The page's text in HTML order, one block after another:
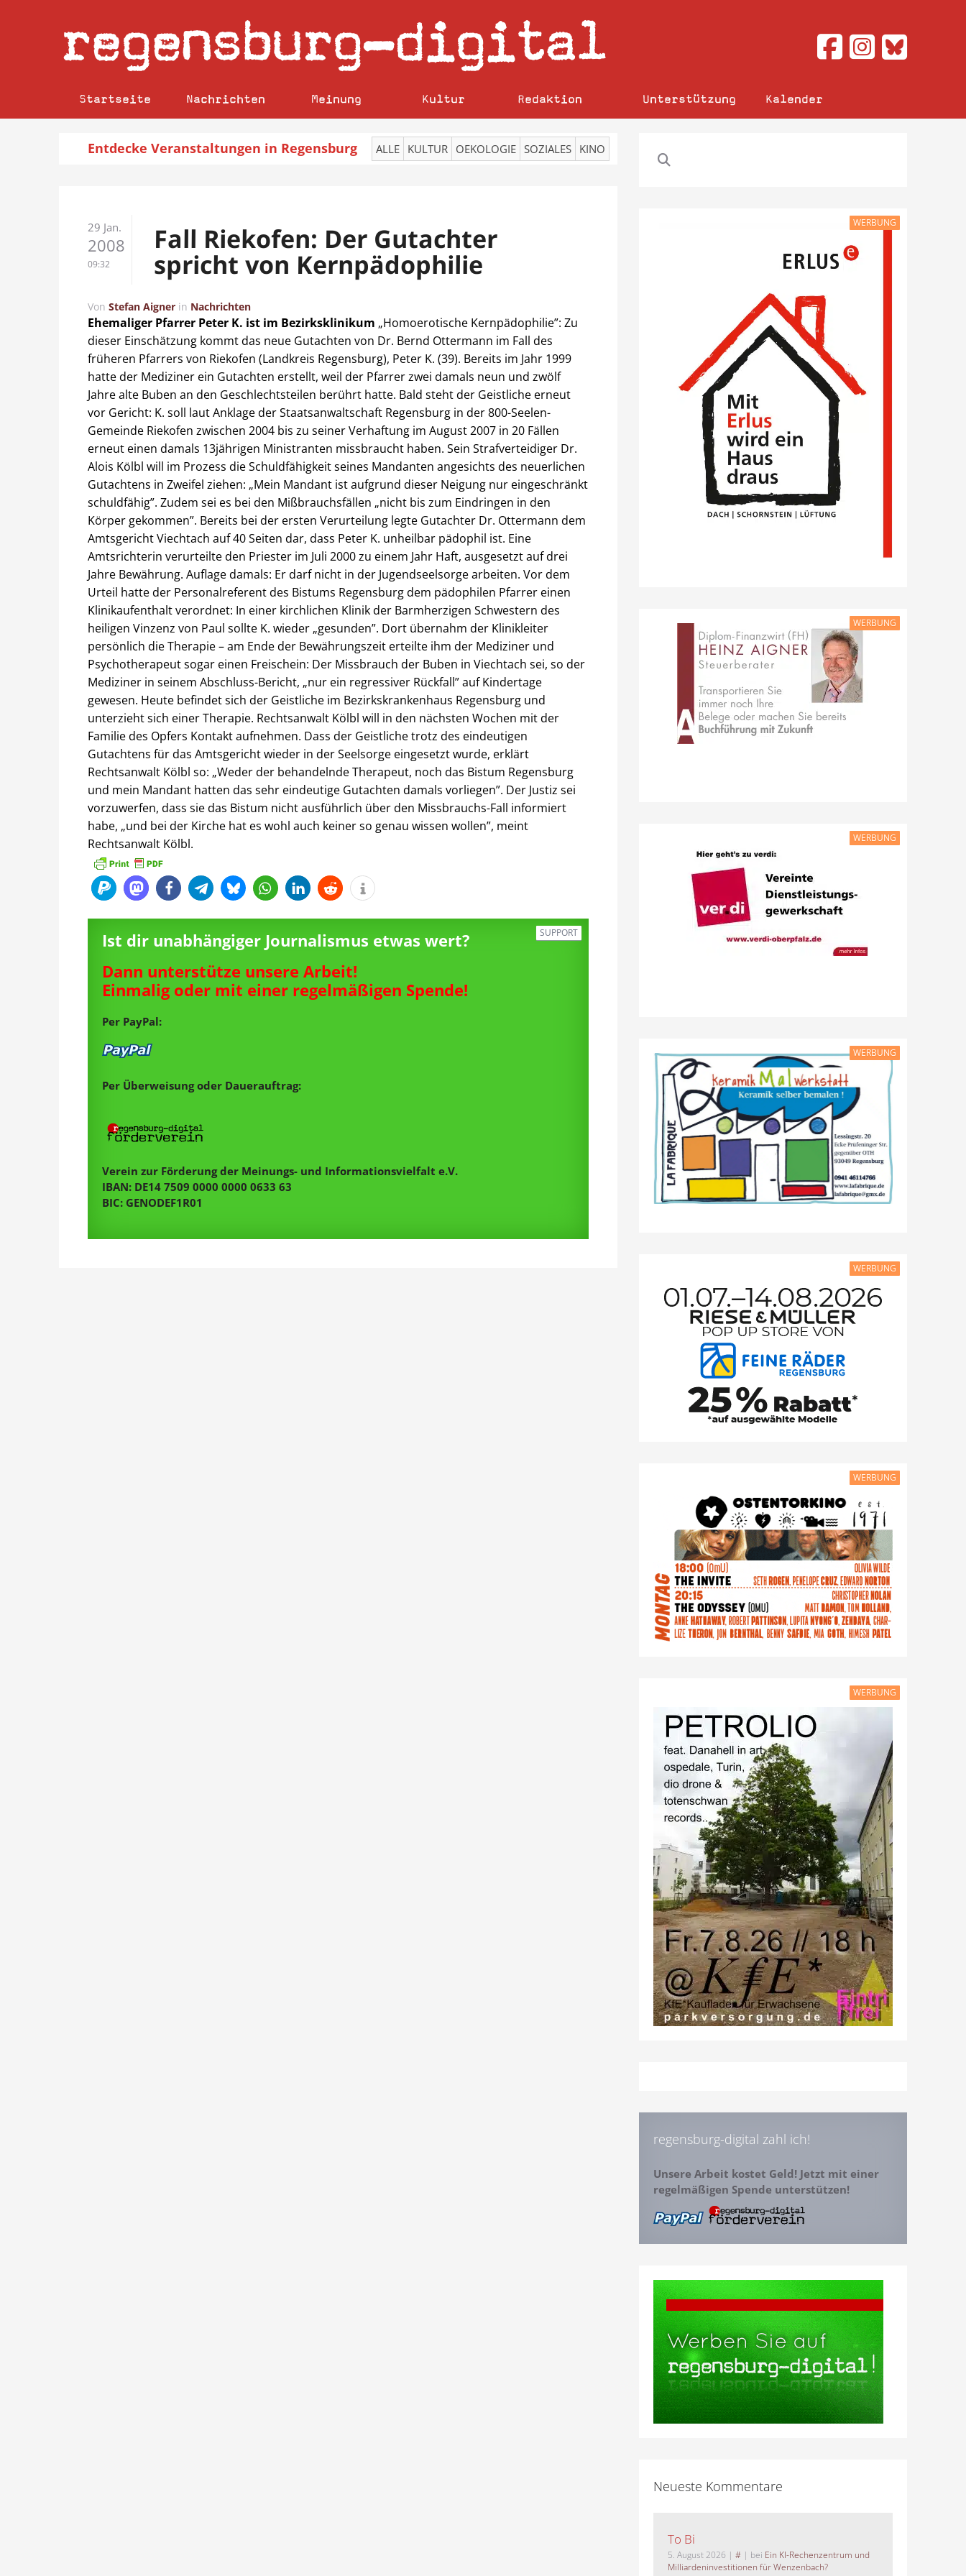
regensburg–digital
Startseite Nachrichten Meinung Kultur Redaktion Unterstützung Kalender
Entdecke Veranstaltungen in Regensburg ALLE KULTUR OEKOLOGIE SOZIALES KINO
29 Jan.
2008
09:32
Fall Riekofen: Der Gutachter
spricht von Kernpädophilie
Von Stefan Aigner in Nachrichten
Ehemaliger Pfarrer Peter K. ist im Bezirksklinikum „Homoerotische Kernpädophilie”: Zu
dieser Einschätzung kommt das neue Gutachten von Dr. Bernd Ottermann im Fall des
früheren Pfarrers von Riekofen (Landkreis Regensburg), Peter K. (39). Bereits im Jahr 1999
hatte der Mediziner ein Gutachten erstellt, weil der Pfarrer zwei damals neun und zwölf
Jahre alte Buben an den Geschlechtsteilen berührt hatte. Bald steht der Geistliche erneut
vor Gericht: K. soll laut Anklage der Staatsanwaltschaft Regensburg in der 800-Seelen-
Gemeinde Riekofen zwischen 2004 bis zu seiner Verhaftung im August 2007 in 20 Fällen
erneut einen damals 13jährigen Ministranten missbraucht haben. Sein Strafverteidiger Dr.
Alois Kölbl will im Prozess die Schuldfähigkeit seines Mandanten angesichts des neuerlichen
Gutachtens in Zweifel ziehen: „Mein Mandant ist aufgrund dieser Neigung nur eingeschränkt
schuldfähig”. Zudem sei es bei den Mißbrauchsfällen „nicht bis zum Eindringen in den
Körper gekommen”. Bereits bei der ersten Verurteilung legte Gutachter Dr. Ottermann dem
Amtsgericht Viechtach auf 40 Seiten dar, dass Peter K. unheilbar pädophil ist. Eine
Amtsrichterin verurteilte den Priester im Juli 2000 zu einem Jahr Haft, ausgesetzt auf drei
Jahre Bewährung. Auflage damals: Er darf nicht in der Jugendseelsorge arbeiten. Vor dem
Urteil hatte der Personalreferent des Bistums Regensburg dem pädophilen Pfarrer einen
Klinikaufenthalt verordnet: In einer kirchlichen Klinik der Barmherzigen Schwestern des
heiligen Vinzenz von Paul sollte K. wieder „gesunden”. Dort übernahm der Klinikleiter
persönlich die Therapie – am Ende der Bewährungszeit erteilte ihm der Mediziner und
Psychotherapeut sogar einen Freischein: Der Missbrauch der Buben in Viechtach sei, so der
Mediziner in seinem Abschluss-Bericht, „nur ein regressiver Rückfall” auf Kindertage
gewesen. Heute befindet sich der Geistliche im Bezirkskrankenhaus Regensburg und
unterzieht sich einer Therapie. Rechtsanwalt Kölbl will in den nächsten Wochen mit der
Familie des Opfers Kontakt aufnehmen. Dass der Geistliche trotz des eindeutigen
Gutachtens für das Amtsgericht wieder in der Seelsorge eingesetzt wurde, erklärt
Rechtsanwalt Kölbl so: „Weder der behandelnde Therapeut, noch das Bistum Regensburg
und mein Mandant hatten das sehr eindeutige Gutachten damals vorliegen”. Der Justiz sei
vorzuwerfen, dass sie das Bistum nicht ausführlich über den Missbrauchs-Fall informiert
habe, „und bei der Kirche hat es wohl auch keiner so genau wissen wollen”, meint
Rechtsanwalt Kölbl.
SUPPORT
Ist dir unabhängiger Journalismus etwas wert?
Dann unterstütze unsere Arbeit!
Einmalig oder mit einer regelmäßigen Spende!
Per PayPal:
Per Überweisung oder Dauerauftrag:
Verein zur Förderung der Meinungs- und Informationsvielfalt e.V.
IBAN: DE14 7509 0000 0000 0633 63
BIC: GENODEF1R01
WERBUNG
WERBUNG
WERBUNG
WERBUNG
WERBUNG
WERBUNG
WERBUNG
regensburg-digital zahl ich!
Unsere Arbeit kostet Geld! Jetzt mit einer
regelmäßigen Spende unterstützen!
Neueste Kommentare
To Bi
5. August 2026 | #| bei Ein KI-Rechenzentrum und
Milliardeninvestitionen für Wenzenbach?